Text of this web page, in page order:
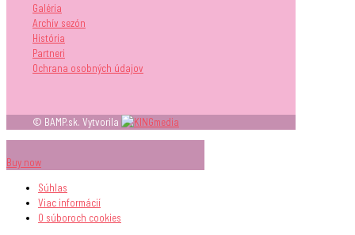
Galéria
Archív sezón
História
Partneri
Ochrana osobných údajov
© BAMP.sk. Vytvorila
Buy now
Súhlas
Viac informácií
O súboroch cookies